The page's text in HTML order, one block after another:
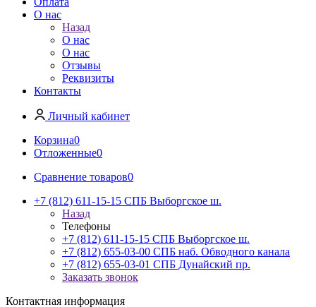
О нас
Назад
О нас
О нас
Отзывы
Реквизиты
Контакты
Личный кабинет
Корзина0
Отложенные0
Сравнение товаров0
+7 (812) 611-15-15 СПБ Выборгское ш.
Назад
Телефоны
+7 (812) 611-15-15 СПБ Выборгское ш.
+7 (812) 655-03-00 СПБ наб. Обводного канала
+7 (812) 655-03-01 СПБ Дунайский пр.
Заказать звонок
Контактная информация